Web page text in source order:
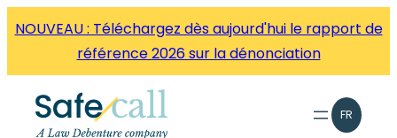
directement
contenu
NOUVEAU : Téléchargez dès aujourd'hui le rapport de
référence 2026 sur la dénonciation
FR